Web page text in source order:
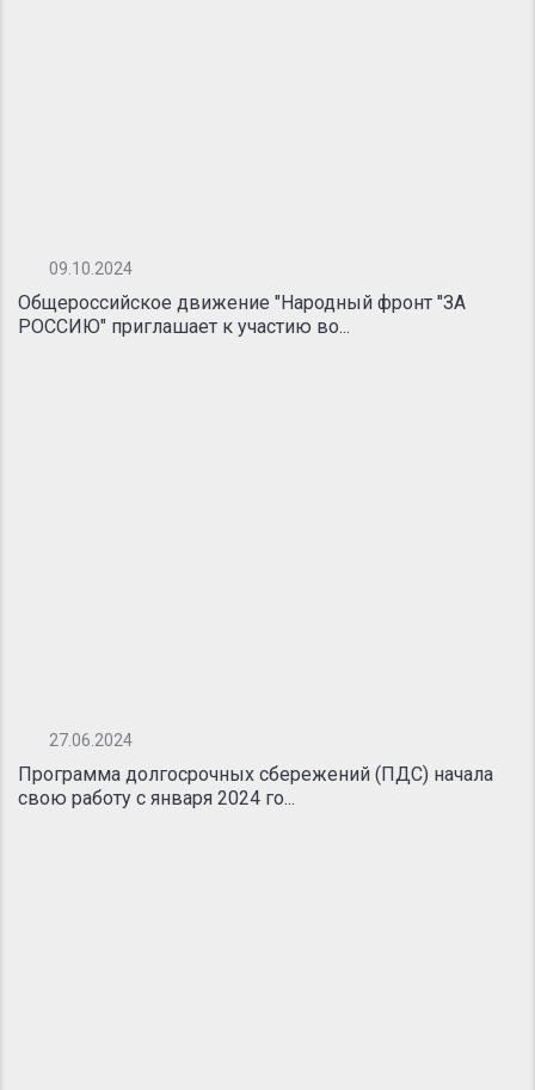
09.10.2024
Общероссийское движение "Народный фронт "ЗА
РОССИЮ" приглашает к участию во...
27.06.2024
Программа долгосрочных сбережений (ПДС) начала
свою работу с января 2024 го...